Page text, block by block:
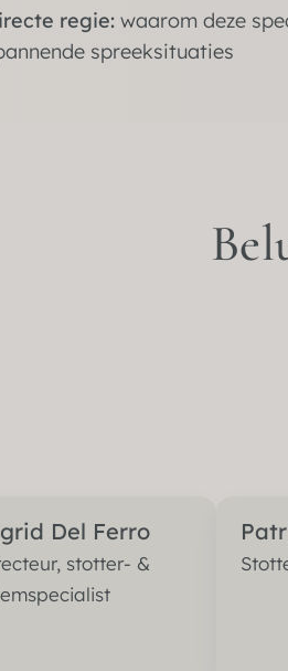
regie:waarom deze
spreeksituaties
Del Ferro
stotter- &